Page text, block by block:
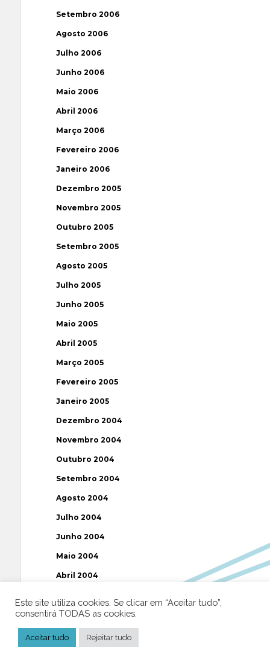
Setembro 2006
Agosto 2006
Julho 2006
Junho 2006
Maio 2006
Abril 2006
Março 2006
Fevereiro 2006
Janeiro 2006
Dezembro 2005
Novembro 2005
Outubro 2005
Setembro 2005
Agosto 2005
Julho 2005
Junho 2005
Maio 2005
Abril 2005
Março 2005
Fevereiro 2005
Janeiro 2005
Dezembro 2004
Novembro 2004
Outubro 2004
Setembro 2004
Agosto 2004
Julho 2004
Junho 2004
Maio 2004
Abril 2004
Fevereiro 2004
Janeiro 2004
Este site utiliza cookies. Se clicar em “Aceitar tudo”,
consentirá TODAS as cookies.
Aceitar tudo Rejeitar tudo